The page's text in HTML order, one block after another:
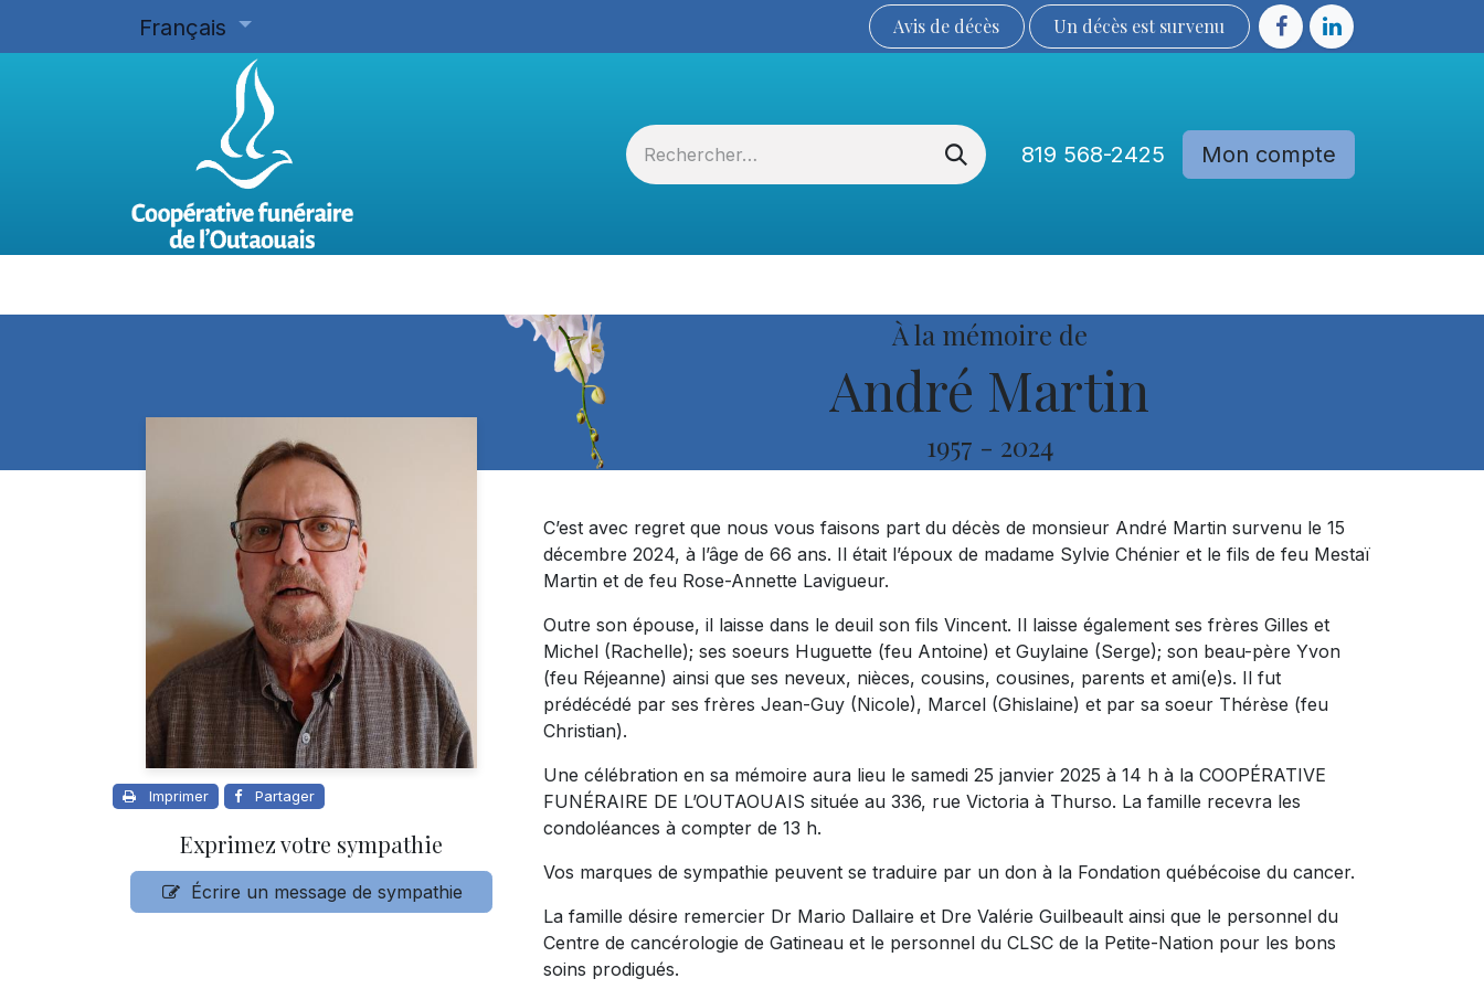
Français Avis de décès Un décès est sur​​​​​​​​ve​nu​​​​​​​​​​
819 568-2425 Mon compte
À la mémoire de
André Martin
1957 - 2024
Imprimer Partager
Exprimez votre sympathie
Écrire un message de sympathie
C’est avec regret que nous vous faisons part du décès de monsieur André Martin survenu le 15
décembre 2024, à l’âge de 66 ans. Il était l’époux de madame Sylvie Chénier et le fils de feu Mestaï
Martin et de feu Rose-Annette Lavigueur.
Outre son épouse, il laisse dans le deuil son fils Vincent. Il laisse également ses frères Gilles et
Michel (Rachelle); ses soeurs Huguette (feu Antoine) et Guylaine (Serge); son beau-père Yvon
(feu Réjeanne) ainsi que ses neveux, nièces, cousins, cousines, parents et ami(e)s. Il fut
prédécédé par ses frères Jean-Guy (Nicole), Marcel (Ghislaine) et par sa soeur Thérèse (feu
Christian).
Une célébration en sa mémoire aura lieu le samedi 25 janvier 2025 à 14 h à la COOPÉRATIVE
FUNÉRAIRE DE L’OUTAOUAIS située au 336, rue Victoria à Thurso. La famille recevra les
condoléances à compter de 13 h.
Vos marques de sympathie peuvent se traduire par un don à la Fondation québécoise du cancer.
La famille désire remercier Dr Mario Dallaire et Dre Valérie Guilbeault ainsi que le personnel du
Centre de cancérologie de Gatineau et le personnel du CLSC de la Petite-Nation pour les bons
soins prodigués.